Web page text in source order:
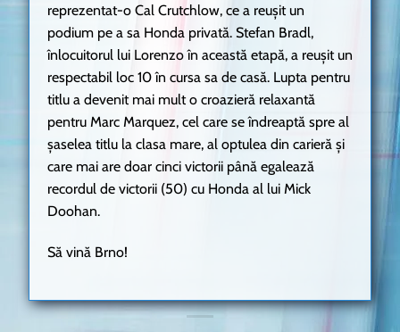
reprezentat-o Cal Crutchlow, ce a reușit un
podium pe a sa Honda privată. Stefan Bradl,
înlocuitorul lui Lorenzo în această etapă, a reușit un
respectabil loc 10 în cursa sa de casă. Lupta pentru
titlu a devenit mai mult o croazieră relaxantă
pentru Marc Marquez, cel care se îndreaptă spre al
șaselea titlu la clasa mare, al optulea din carieră și
care mai are doar cinci victorii până egalează
recordul de victorii (50) cu Honda al lui Mick
Doohan.
Să vină Brno!